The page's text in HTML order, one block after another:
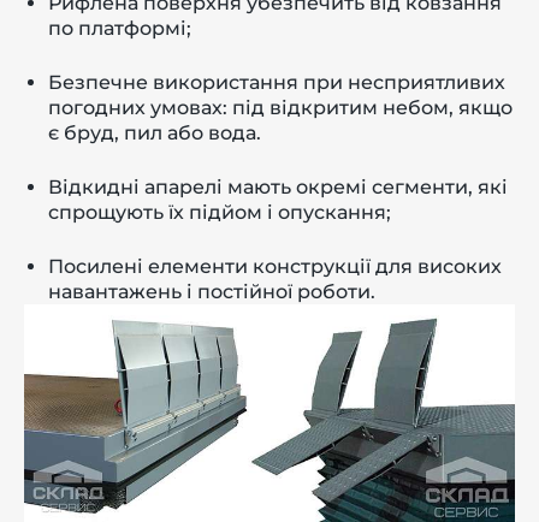
по платформі;
Безпечне використання при несприятливих
погодних умовах: під відкритим небом, якщо
є бруд, пил або вода.
Відкидні апарелі мають окремі сегменти, які
спрощують їх підйом і опускання;
Посилені елементи конструкції для високих
навантажень і постійної роботи.